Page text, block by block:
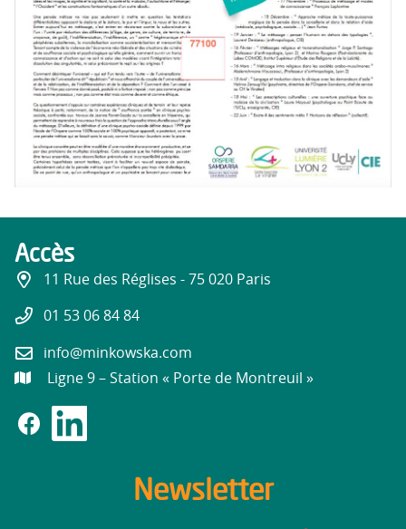
Accès
11 Rue des Réglises - 75 020 Paris
01 53 06 84 84
info@minkowska.com
Ligne 9 – Station « Porte de Montreuil »
Newsletter